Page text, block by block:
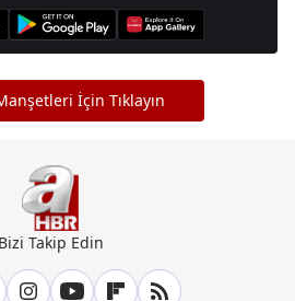
İçin Tıklayın
Bizi Takip Edin